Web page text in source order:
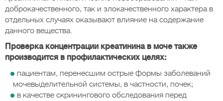
доброкачественного, так и злокачественного характера в
отдельных случаях оказывают влияние на содержание
данного вещества.
Проверка концентрации креатинина в моче также
производится в профилактических целях:
пациентам, перенесшим острые формы заболеваний
мочевыделительной системы, в частности, почек;
в качестве скринингового обследования перед